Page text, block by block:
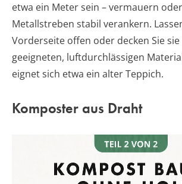
etwa ein Meter sein – vermauern
Metallstreben stabil verankern.
Vorderseite offen oder decken Sie
geeigneten, luftdurchlässigen
eignet sich etwa ein alter Teppich.
Komposter aus Draht